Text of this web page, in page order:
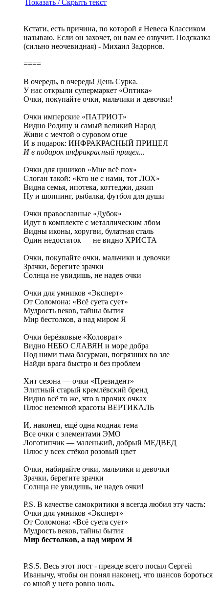
Показать / Скрыть текст
Кстати, есть причина, по которой я Невеса Классиком
называю. Если он захочет, он вам ее озвучит. Подсказка
(сильно неочевидная) - Михаил Задорнов.
====
В очередь, в очередь! День Сурка.
У нас открыли супермаркет «Оптика»
Очки, покупайте очки, мальчики и девочки!
Очки имперские «ПАТРИОТ»
Видно Родину и самый великий Народ
Живи с мечтой о суровом отце
И в подарок: ИНФРАКРАСНЫЙ ПРИЦЕЛ
И в подарок инфракрасный прицел...
Очки для циников «Мне всё пох»
Слоган такой: «Кто не с нами, тот ЛОХ»
Видна семья, ипотека, коттеджи, джип
Ну и шоппинг, рыбалка, футбол для души
Очки православные «Дубок»
Идут в комплекте с металлическим лбом
Видны иконы, хоругви, булатная сталь
Один недостаток — не видно ХРИСТА
Очки, покупайте очки, мальчики и девочки
Зрачки, берегите зрачки
Солнца не увидишь, не надев очки
Очки для умников «Эксперт»
От Соломона: «Всё суета сует»
Мудрость веков, тайны бытия
Мир бестолков, а над миром Я
Очки берёзковые «Коловрат»
Видно НЕБО СЛАВЯН и море добра
Под ними тьма басурман, погрязших во зле
Найди врага быстро и без проблем
Хит сезона — очки «Президент»
Элитный старый кремлёвский бренд
Видно всё то же, что в прочих очках
Плюс неземной красоты ВЕРТИКАЛЬ
И, наконец, ещё одна модная тема
Все очки с элементами ЭМО
Логотипчик — маленький, добрый МЕДВЕД
Плюс у всех стёкол розовый цвет
Очки, набирайте очки, мальчики и девочки
Зрачки, берегите зрачки
Солнца не увидишь, не надев очки!
P.S. В качестве самокритики я всегда любил эту часть:
Очки для умников «Эксперт»
От Соломона: «Всё суета сует»
Мудрость веков, тайны бытия
Мир бестолков, а над миром Я
P.S.S. Весь этот пост - прежде всего посыл Сергей
Иванычу, чтобы он понял наконец, что шансов бороться
со мной у него ровно ноль.